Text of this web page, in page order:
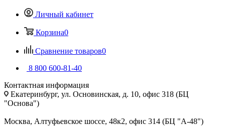
Личный кабинет
Корзина0
Сравнение товаров0
8 800 600-81-40
Контактная информация
Екатеринбург, ул. Основинская, д. 10, офис 318 (БЦ
"Основа")
Москва, Алтуфьевское шоссе, 48к2, офис 314 (БЦ "А-48")